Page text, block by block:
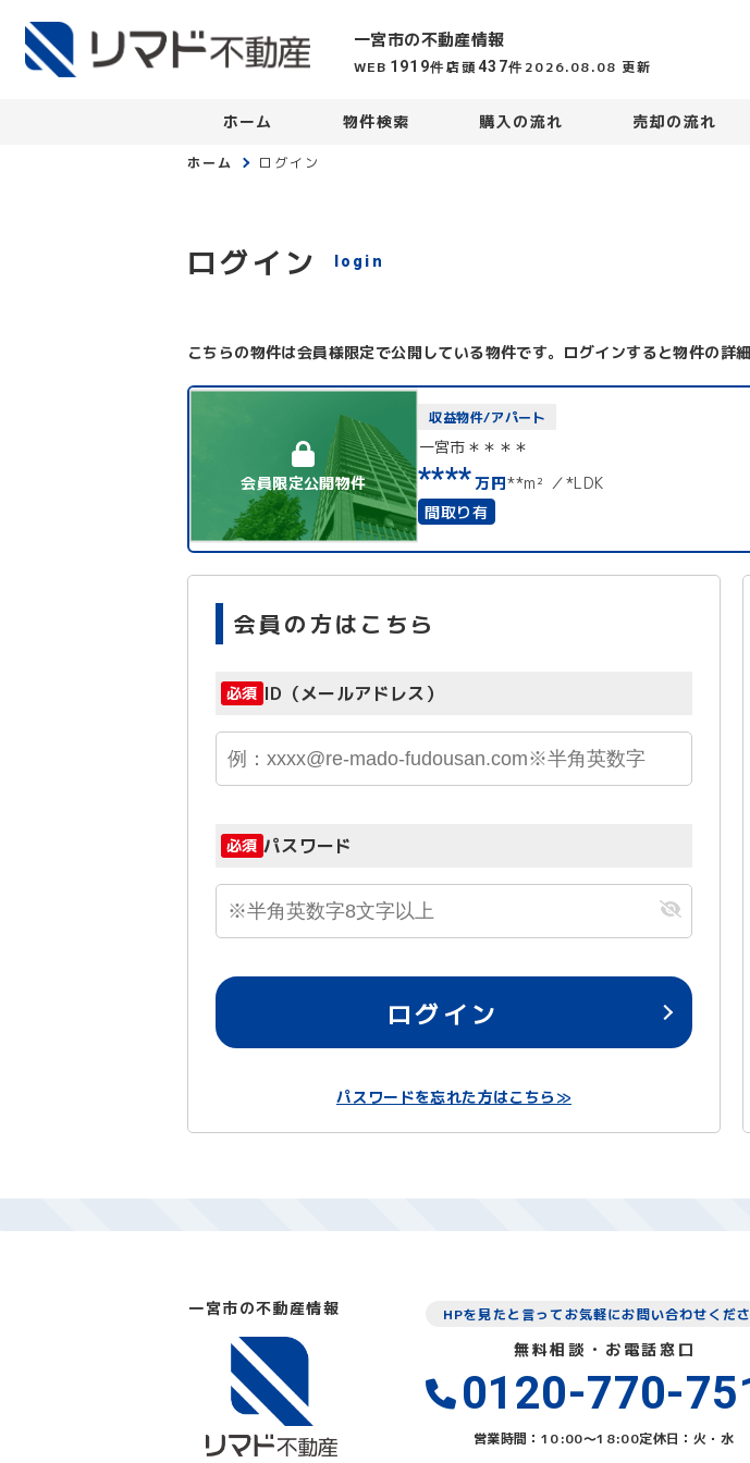
一宮市の不動産情報
WEB 1919件 店頭437件 2026.08.08 更新
ホーム 物件検索 購入の流れ 売却の流れ
ホーム ログイン
ログイン login
こちらの物件は会員様限定で公開している物件です。ログインすると物件の詳
会員限定公開物件
収益物件/アパート
一宮市＊＊＊＊
****万円**m² *LDK
間取り有
会員の方はこちら
必須 ID（メールアドレス）
必須 パスワード
ログイン
パスワードを忘れた方はこちら≫
一宮市の不動産情報 HPを見たと言ってお気軽にお問い合わせくだ
無料相談・お電話窓口
0120-770-
営業時間：10:00〜18:00定休日：火・水